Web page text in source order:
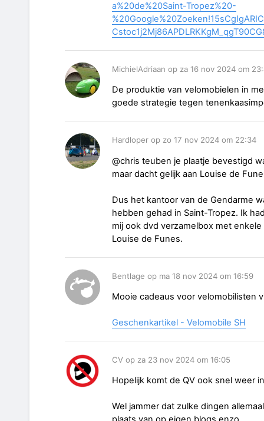
a%20de%20Saint-Tropez%20-
MichielAdriaan op za 16 nov 2024 om
De produktie van velomobielen in
goede strategie tegen
Hardloper op zo 17 nov 2024 om 22:34
@chris teuben je plaatje bevestigd
maar dacht gelijk aan Louise de
Dus het kantoor van de Gendarme
hebben gehad in Saint-Tropez. Ik
mij ook dvd verzamelbox met
Louise de Funes.
Bentlage op ma 18 nov 2024 om 16:59
Mooie cadeaus voor velomobilisten
Geschenkartikel - Velomobile SH
CV op za 23 nov 2024 om 16:05
Hopelijk komt de QV ook snel weer
Wel jammer dat zulke dingen